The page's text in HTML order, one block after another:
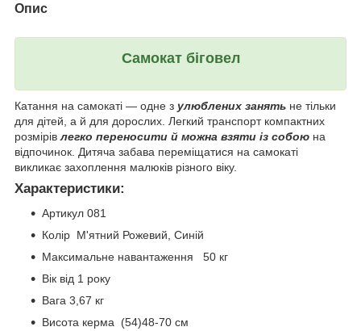
Опис
Самокат біговел
Катання на самокаті — одне з улюблених занять не тільки
для дітей, а й для дорослих. Легкий транспорт компактних
розмірівлегко переносити й можна взяти із собою на
відпочинок. Дитяча забава переміщатися на самокаті
викликає захоплення малюків різного віку.
Характеристики:
Артикул 081
Колір М'ятний Рожевий, Синій
Максимальне навантаження 50 кг
Вік від 1 року
Вага 3,67 кг
Висота керма (54)48-70 см